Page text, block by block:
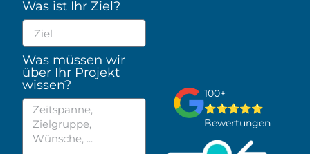
Was ist Ihr Ziel?
Was müssen wir
über Ihr Projekt
wissen?
100+
⭐⭐⭐⭐⭐
Bewertungen